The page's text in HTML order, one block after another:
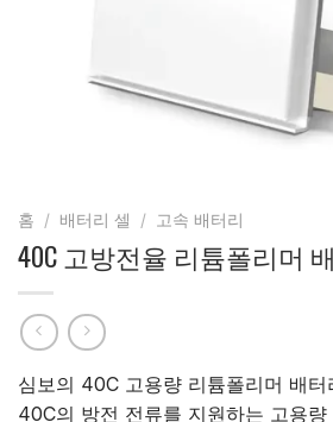
홈 / 배터리 셀 / 고속 배터리
40C 고방전율 리튬폴리머
심보의 40C 고용량 리튬폴리머 배터
40C의 방전 전류를 지원하는 고용량